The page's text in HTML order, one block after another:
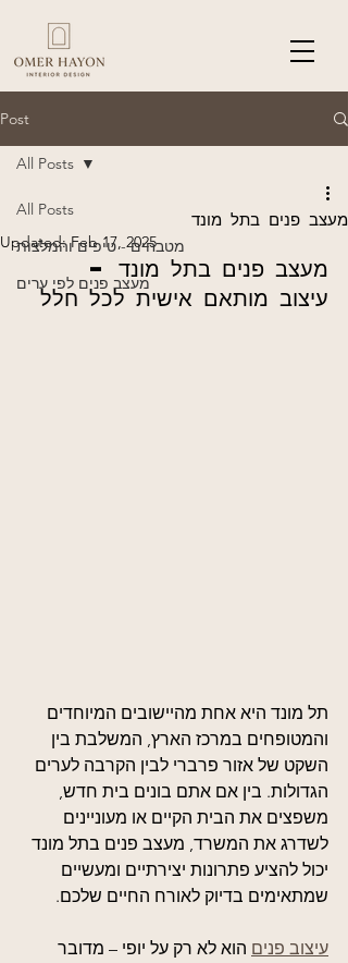
Post
All Posts
מטבחים - טיפים והמלצות
מעצב פנים לפי ערים
All Posts
מעצב פנים בתל מונד
Updated:Feb 17, 2025
מעצב פנים בתל מונד –
עיצוב מותאם אישית לכל חלל
תל מונד היא אחת מהיישובים המיוחדים
והמטופחים במרכז הארץ, המשלבת בין
השקט של אזור פרברי לבין הקרבה לערים
הגדולות. בין אם אתם בונים בית חדש,
משפצים את הבית הקיים או מעוניינים
לשדרג את המשרד, מעצב פנים בתל מונד
יכול להציע פתרונות יצירתיים ומעשיים
שמתאימים בדיוק לאורח החיים שלכם.
עיצוב פנים הוא לא רק על יופי – מדובר